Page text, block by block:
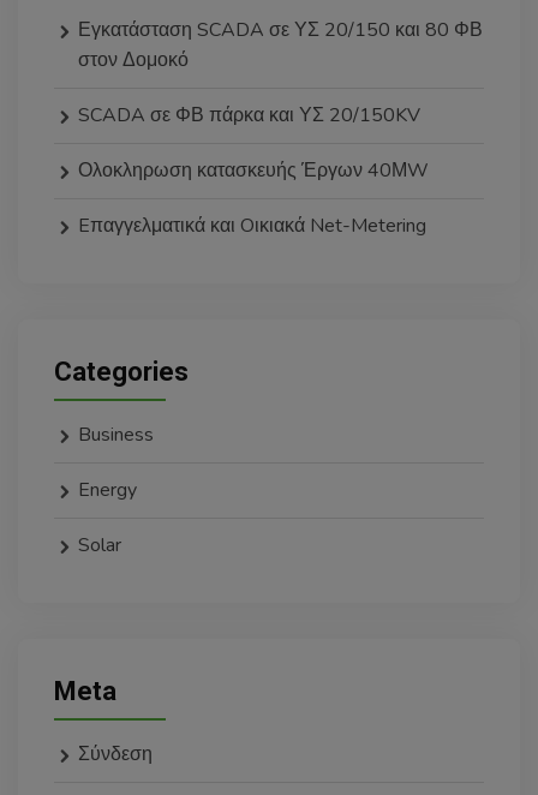
Εγκατάσταση SCADA σε ΥΣ 20/150 και 80 ΦΒ
στον Δομοκό
SCADA σε ΦΒ πάρκα και ΥΣ 20/150KV
Ολοκληρωση κατασκευής Έργων 40ΜW
Eπαγγελματικά και Oικιακά Net-Metering
Categories
Business
Energy
Solar
Meta
Σύνδεση